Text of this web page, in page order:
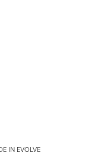
IN EVOLVE